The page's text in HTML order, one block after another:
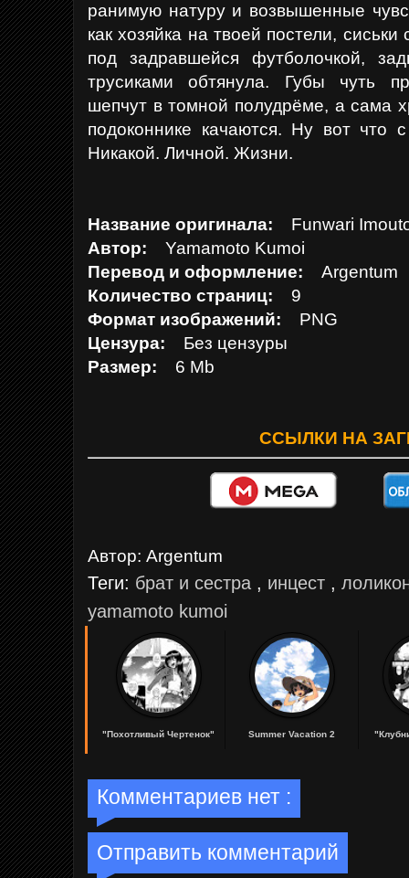
ранимую натуру и возвышенные
как хозяйка на твоей постели,
под задравшейся футболочкой,
трусиками обтянула. Губы чуть
шепчут в томной полудрёме, а сама
подоконнике качаются. Ну вот что
Никакой. Личной. Жизни.
Название оригинала: Funwari
Автор:
Yamamoto Kumoi
Перевод и оформление:
Argentum
Количество страниц:
9
Формат изображений:
PNG
Цензура:
Без цензуры
Размер:
6 Mb
ССЫЛКИ НА
Автор: Argentum
Теги: брат и сестра , инцест ,
yamamoto kumoi
"Похотливый Чертенок" Summer Vacation 2
Комментариев нет :
Отправить комментарий